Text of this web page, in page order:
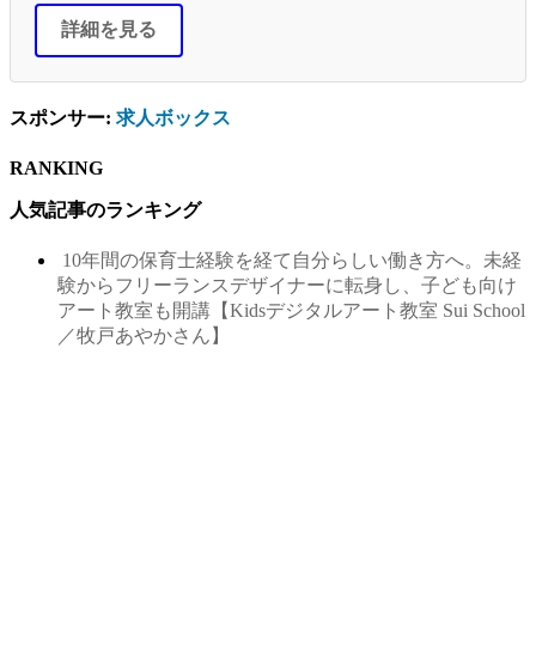
詳細を見る
スポンサー: 求人ボックス
RANKING
人気記事のランキング
10年間の保育士経験を経て自分らしい働き方へ。未経
験からフリーランスデザイナーに転身し、子ども向け
アート教室も開講【Kidsデジタルアート教室 Sui School
／牧戸あやかさん】